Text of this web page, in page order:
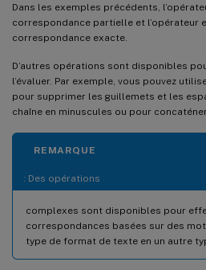
Dans les exemples précédents,
correspondance partielle et l’opérateur
correspondance exacte.
D’autres opérations sont disponibles
l’évaluer. Par exemple, vous pouvez
pour supprimer les guillemets et les
chaîne en minuscules ou pour
REMARQUE
: Des opérations
complexes sont disponibles pour
correspondances basées sur des
type de format de texte en un autre